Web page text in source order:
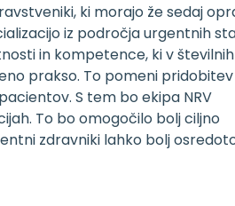
ki morajo že sedaj
iz področja urgentnih
in kompetence, ki v številnih
prakso. To pomeni
S tem bo ekipa NRV
To bo omogočilo bolj ciljno
zdravniki lahko bolj